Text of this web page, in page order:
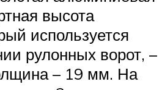
высота
используется
рулонных ворот, –
– 19 мм. На